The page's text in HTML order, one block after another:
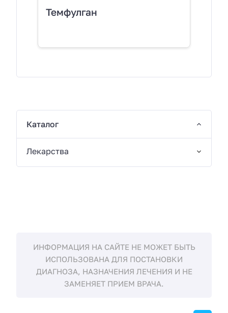
Темфулган
Каталог
Лекарства
ИНФОРМАЦИЯ НА САЙТЕ НЕ МОЖЕТ БЫТЬ
ИСПОЛЬЗОВАНА ДЛЯ ПОСТАНОВКИ
ДИАГНОЗА, НАЗНАЧЕНИЯ ЛЕЧЕНИЯ И НЕ
ЗАМЕНЯЕТ ПРИЕМ ВРАЧА.